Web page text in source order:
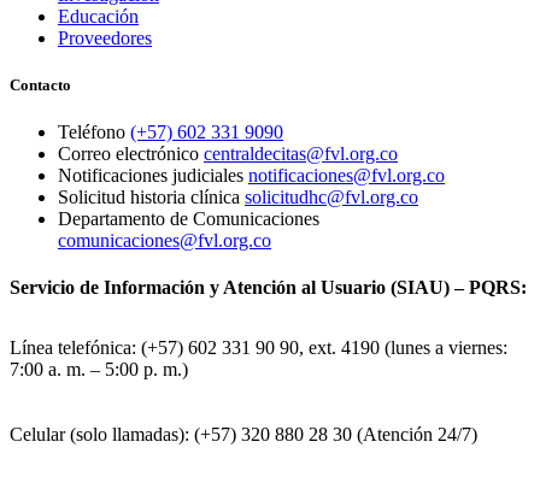
Educación
Proveedores
Contacto
Teléfono (+57) 602 331 9090
Correo electrónico centraldecitas@fvl.org.co
Notificaciones judiciales notificaciones@fvl.org.co
Solicitud historia clínica solicitudhc@fvl.org.co
Departamento de Comunicaciones
comunicaciones@fvl.org.co
Servicio de Información y Atención al Usuario (SIAU) – PQRS:
Línea telefónica: (+57) 602 331 90 90, ext. 4190 (lunes a viernes:
7:00 a. m. – 5:00 p. m.)
Celular (solo llamadas): (+57) 320 880 28 30 (Atención 24/7)